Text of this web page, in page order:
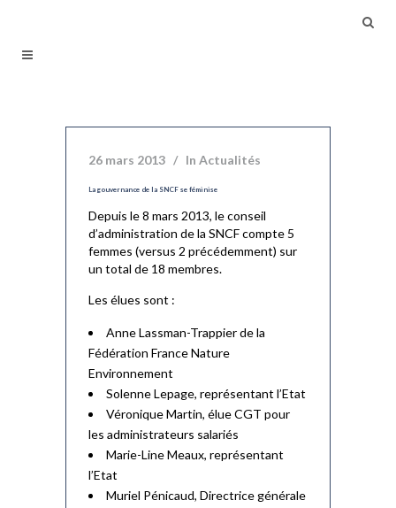
26 mars 2013 In Actualités
La gouvernance de la SNCF se féminise
Depuis le 8 mars 2013, le conseil
d’administration de la SNCF compte 5
femmes (versus 2 précédemment) sur
un total de 18 membres.
Les élues sont :
Anne Lassman-Trappier de la
Fédération France Nature
Environnement
Solenne Lepage, représentant l’Etat
Véronique Martin, élue CGT pour
les administrateurs salariés
Marie-Line Meaux, représentant
l’Etat
Muriel Pénicaud, Directrice générale